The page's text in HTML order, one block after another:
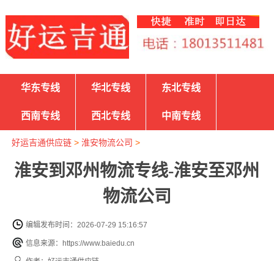
华东专线 华北专线 东北专线
西南专线 西北专线 中南专线
好运吉通供应链> 淮安物流公司 >
淮安到邓州物流专线-淮安至邓州
物流公司
编辑发布时间：2026-07-29 15:16:57
信息来源：https://www.baiedu.cn